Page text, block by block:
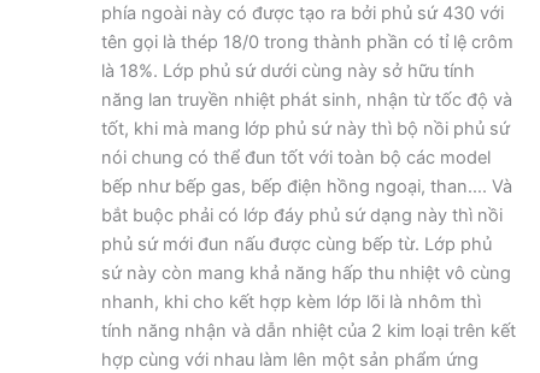
phía ngoài này có được tạo ra bởi phủ sứ 430 với
tên gọi là thép 18/0 trong thành phần có tỉ lệ crôm
là 18%. Lớp phủ sứ dưới cùng này sở hữu tính
năng lan truyền nhiệt phát sinh, nhận từ tốc độ và
tốt, khi mà mang lớp phủ sứ này thì bộ nồi phủ sứ
nói chung có thể đun tốt với toàn bộ các model
bếp như bếp gas, bếp điện hồng ngoại, than…. Và
bắt buộc phải có lớp đáy phủ sứ dạng này thì nồi
phủ sứ mới đun nấu được cùng bếp từ. Lớp phủ
sứ này còn mang khả năng hấp thu nhiệt vô cùng
nhanh, khi cho kết hợp kèm lớp lõi là nhôm thì
tính năng nhận và dẫn nhiệt của 2 kim loại trên kết
hợp cùng với nhau làm lên một sản phẩm ứng